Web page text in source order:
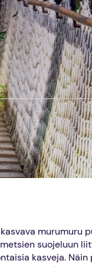
murumuru
suojeluun
kasveja.